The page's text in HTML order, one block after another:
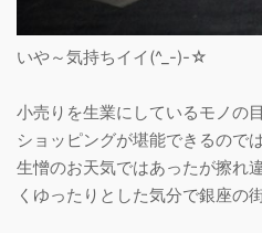
いや～気持ちイイ(^_-)-☆
小売りを生業にしているモノの
ショッピングが堪能できるので
生憎のお天気ではあったが擦れ
くゆったりとした気分で銀座の